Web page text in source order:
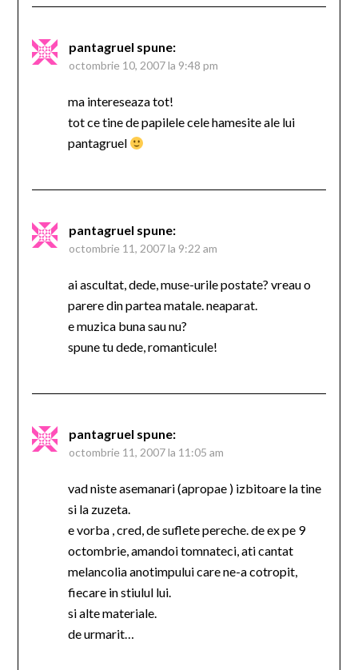
pantagruel spune:
octombrie 10, 2007 la 9:48 pm
ma intereseaza tot!
tot ce tine de papilele cele hamesite ale lui
pantagruel
pantagruel spune:
octombrie 11, 2007 la 9:22 am
ai ascultat, dede, muse-urile postate? vreau o
parere din partea matale. neaparat.
e muzica buna sau nu?
spune tu dede, romanticule!
pantagruel spune:
octombrie 11, 2007 la 11:05 am
vad niste asemanari (apropae ) izbitoare la tine
si la zuzeta.
e vorba , cred, de suflete pereche. de ex pe 9
octombrie, amandoi tomnateci, ati cantat
melancolia anotimpului care ne-a cotropit,
fiecare in stiulul lui.
si alte materiale.
de urmarit…